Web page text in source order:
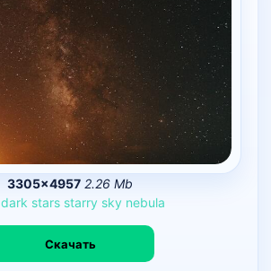
3305×4957 2.26 Mb
dark stars starry sky nebula
Скачать